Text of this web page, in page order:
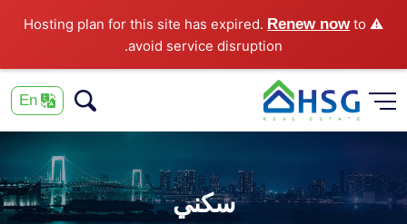
⚠️ Hosting plan for this site has expired.
Renew nowto
avoid service disruption.
En
سكني